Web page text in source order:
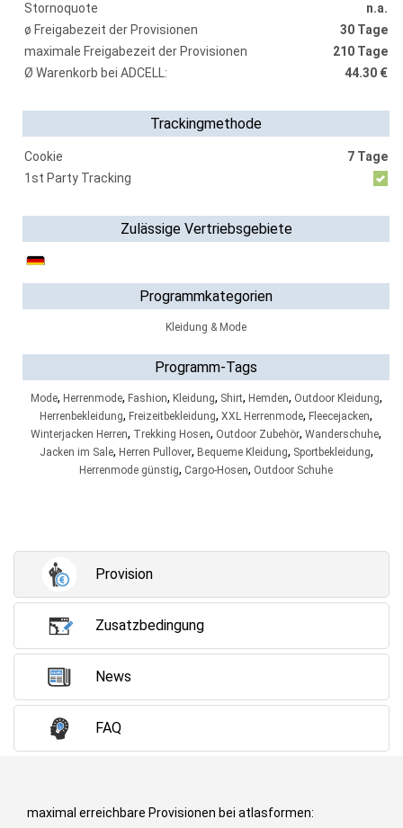
Stornoquote
n.a.
ø Freigabezeit der Provisionen
30 Tage
maximale Freigabezeit der Provisionen
210 Tage
Ø Warenkorb bei ADCELL:
44.30 €
Trackingmethode
Cookie
7 Tage
1st Party Tracking
Zulässige Vertriebsgebiete
Programmkategorien
Kleidung & Mode
Programm-Tags
Mode, Herrenmode, Fashion, Kleidung, Shirt, Hemden, Outdoor Kleidung,
Herrenbekleidung, Freizeitbekleidung, XXL Herrenmode, Fleecejacken,
Winterjacken Herren, Trekking Hosen, Outdoor Zubehör, Wanderschuhe,
Jacken im Sale, Herren Pullover, Bequeme Kleidung, Sportbekleidung,
Herrenmode günstig, Cargo-Hosen, Outdoor Schuhe
Provision
Zusatzbedingung
News
FAQ
maximal erreichbare Provisionen bei atlasformen: